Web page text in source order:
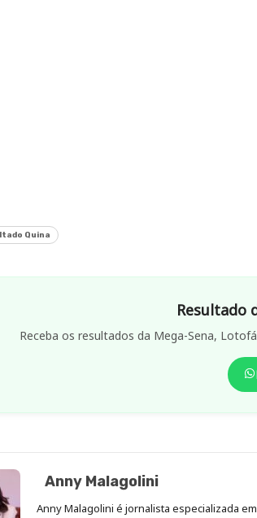
Quina
Resultado
Receba os resultados da Mega-Sena,
Anny Malagolini
Anny Malagolini é jornalista especializada